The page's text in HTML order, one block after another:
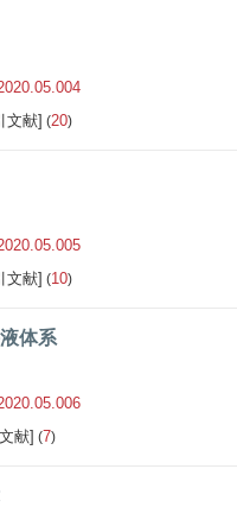
文献] (20)
文献] (10)
体系
献] (7)